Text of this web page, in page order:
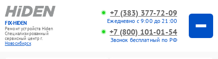
FIX-HIDEN
Ремонт устройств Hiden
Специализированный
cервисный центр г.
Новосибирск
+7 (383) 377-72-09
Ежедневно с 9:00 до 21:00
+7 (800) 101-01-54
Звонок бесплатный по РФ